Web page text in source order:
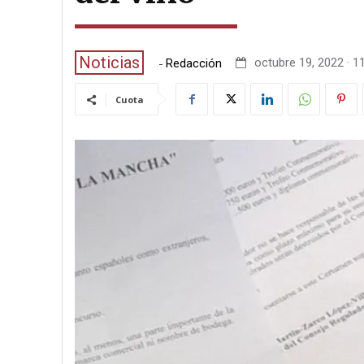
Noticias - Redacción octubre 19, 2022 ·
Cuota